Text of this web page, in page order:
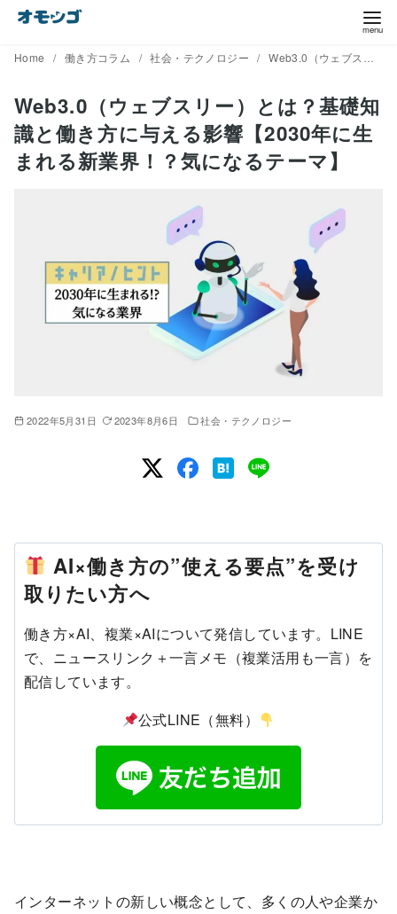
Home 働き方コラム 社会・テクノロジー Web3.0（ウェブスリー）とは？基礎知識と働き方に与える影響【2030年に生まれる新業界！？気になるテーマ】
Web3.0（ウェブスリー）とは？基礎知
識と働き方に与える影響【2030年に生
まれる新業界！？気になるテーマ】
2022年5月31日 2023年8月6日 社会・テクノロジー
AI×働き方の”使える要点”を受け
取りたい方へ
働き方×AI、複業×AIについて発信しています。LINE
で、ニュースリンク＋一言メモ（複業活用も一言）を
配信しています。
公式LINE（無料）
インターネットの新しい概念として、多くの人や企業か